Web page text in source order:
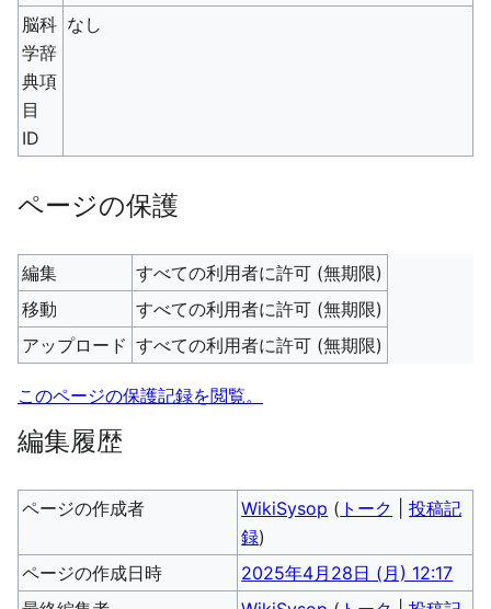
脳科
学辞
典項
目
ID
なし
ページの保護
編集
すべての利用者に許可 (無期限)
移動
すべての利用者に許可 (無期限)
アップロード すべての利用者に許可 (無期限)
このページの保護記録を閲覧。
編集履歴
ページの作成者 WikiSysop ( トーク |投稿記
録)
ページの作成日時
2025年4月28日 (月) 12:17